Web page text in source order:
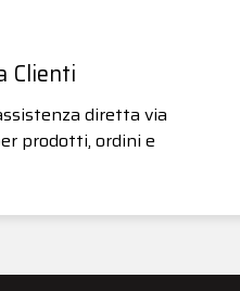
Clienti
diretta via
prodotti, ordini e